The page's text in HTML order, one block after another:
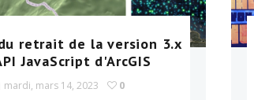
retrait de la version 3.x
JavaScript d'ArcGIS
mardi, mars 14, 2023 0